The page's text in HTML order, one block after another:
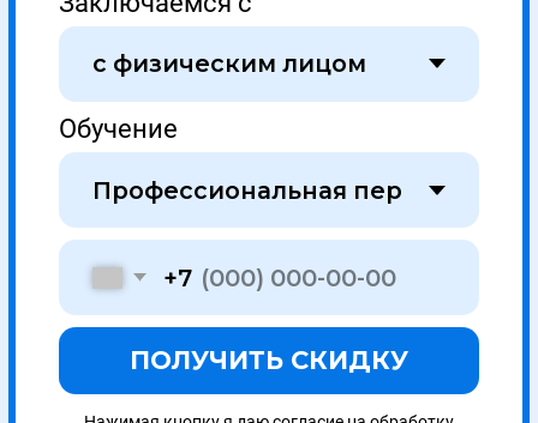
Политика конфиденциальности